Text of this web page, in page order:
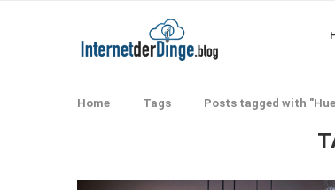
Home Tags Posts tagged with